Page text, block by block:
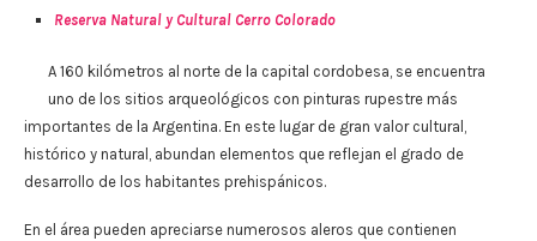
Reserva Natural y Cultural Cerro Colorado
A 160 kilómetros al norte de la capital cordobesa, se encuentra
uno de los sitios arqueológicos con pinturas rupestre más
importantes de la Argentina. En este lugar de gran valor cultural,
histórico y natural, abundan elementos que reflejan el grado de
desarrollo de los habitantes prehispánicos.
En el área pueden apreciarse numerosos aleros que contienen